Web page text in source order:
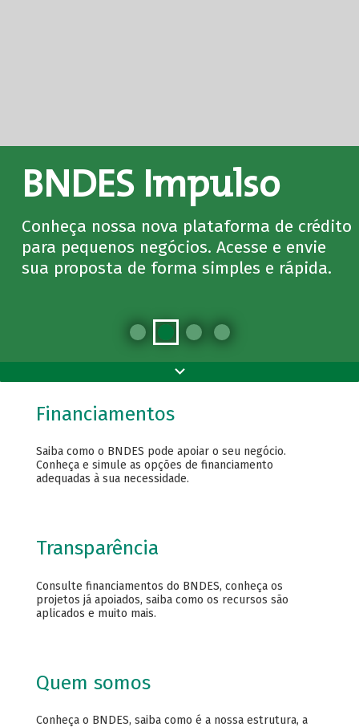
BNDES Impulso
Conheça nossa nova plataforma de crédito
para pequenos negócios. Acesse e envie
sua proposta de forma simples e rápida.
Financiamentos
Saiba como o BNDES pode apoiar o seu negócio.
Conheça e simule as opções de financiamento
adequadas à sua necessidade.
Transparência
Consulte financiamentos do BNDES, conheça os
projetos já apoiados, saiba como os recursos são
aplicados e muito mais.
Quem somos
Conheça o BNDES, saiba como é a nossa estrutura, a